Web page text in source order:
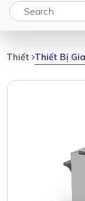
Thiết BịThiết Bị